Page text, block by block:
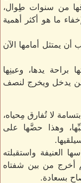
من سنوات طِوال،
ما هو أكثر أهمية
أن يمتثل أمامها الآن
يدها، وعينِها
يدخل ويخرج لنصف
لا تُفارق مِحياه،
وهذا حضَّها على
العنيفة واستقبلته
أخرج من بين شفتاه
بسعادة.